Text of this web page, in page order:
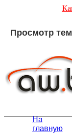
Просмотр
На
главную